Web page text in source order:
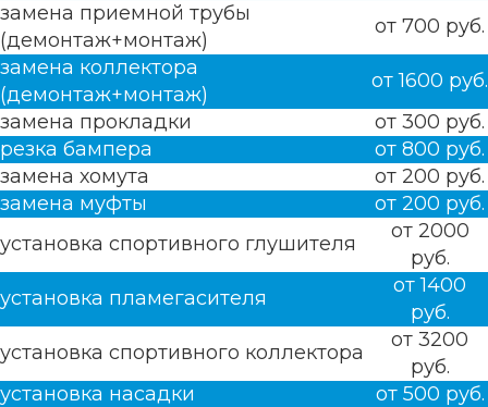
замена приемной трубы
(демонтаж+монтаж)
от 700 руб.
замена коллектора
(демонтаж+монтаж)
от 1600 руб.
замена прокладки
от 300 руб.
резка бампера
от 800 руб.
замена хомута
от 200 руб.
замена муфты
от 200 руб.
установка спортивного глушителя
от 2000
руб.
установка пламегасителя
от 1400
руб.
установка спортивного коллектора
от 3200
руб.
установка насадки
от 500 руб.